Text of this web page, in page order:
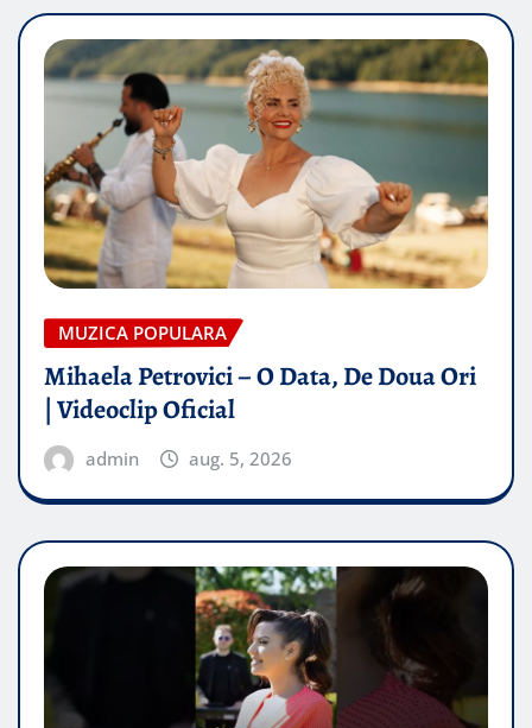
MUZICA POPULARA
Mihaela Petrovici – O Data, De Doua Ori
| Videoclip Oficial
admin aug. 5, 2026